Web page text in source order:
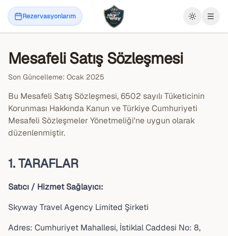
Rezervasyonlarım
Mesafeli Satış Sözleşmesi
Son Güncelleme: Ocak 2025
Bu Mesafeli Satış Sözleşmesi, 6502 sayılı Tüketicinin
Korunması Hakkında Kanun ve Türkiye Cumhuriyeti
Mesafeli Sözleşmeler Yönetmeliği'ne uygun olarak
düzenlenmiştir.
1. TARAFLAR
Satıcı / Hizmet Sağlayıcı:
Skyway Travel Agency Limited Şirketi
Adres: Cumhuriyet Mahallesi, İstiklal Caddesi No: 8,